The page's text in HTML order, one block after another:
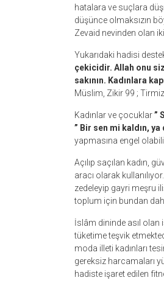
hatalara ve suçlara
düşünce olmaksızın
Zevaid nevinden olan
çekicidir. Allah onu
sakının. Kadınlara
Müslim, Zikir 99 ;
Kadınlar ve çocuklar”
” Bir sen mi kaldın,
yapmasına engel
Açılıp saçılan kadın,
aracı olarak
zedeleyip gayri meşru
toplum için bundan
İslâm dininde asıl olan
tüketime teşvik
moda illeti kadınları
gereksiz harcamaları
hadiste işaret edilen